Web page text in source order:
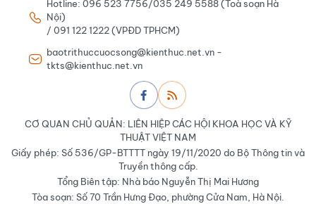
Hotline: 096 523 7756/035 249 5588 (Toà soạn Hà
Nội)
/ 091 122 1222 (VPĐD TPHCM)
baotrithuccuocsong@kienthuc.net.vn -
tkts@kienthuc.net.vn
CƠ QUAN CHỦ QUẢN: LIÊN HIỆP CÁC HỘI KHOA HỌC VÀ KỸ
THUẬT VIỆT NAM
Giấy phép: Số 536/GP-BTTTT ngày 19/11/2020 do Bộ Thông tin và
Truyền thông cấp.
Tổng Biên tập: Nhà báo Nguyễn Thị Mai Hương
Tòa soạn: Số 70 Trần Hưng Đạo, phường Cửa Nam, Hà Nội.